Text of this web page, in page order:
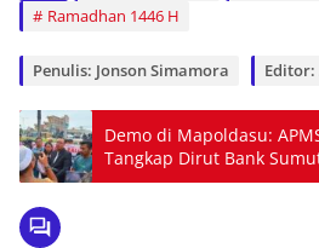
Ramadhan 1446 H
Penulis: Jonson Simamora
Demo di Mapoldasu:
Tangkap Dirut Bank